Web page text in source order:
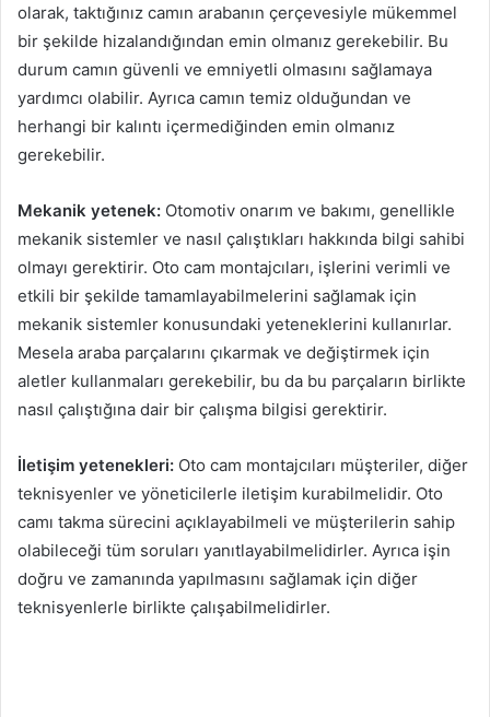
olarak, taktığınız camın arabanın çerçevesiyle mükemmel
bir şekilde hizalandığından emin olmanız gerekebilir. Bu
durum camın güvenli ve emniyetli olmasını sağlamaya
yardımcı olabilir. Ayrıca camın temiz olduğundan ve
herhangi bir kalıntı içermediğinden emin olmanız
gerekebilir.
Mekanik yetenek: Otomotiv onarım ve bakımı, genellikle
mekanik sistemler ve nasıl çalıştıkları hakkında bilgi sahibi
olmayı gerektirir. Oto cam montajcıları, işlerini verimli ve
etkili bir şekilde tamamlayabilmelerini sağlamak için
mekanik sistemler konusundaki yeteneklerini kullanırlar.
Mesela araba parçalarını çıkarmak ve değiştirmek için
aletler kullanmaları gerekebilir, bu da bu parçaların birlikte
nasıl çalıştığına dair bir çalışma bilgisi gerektirir.
İletişim yetenekleri: Oto cam montajcıları müşteriler, diğer
teknisyenler ve yöneticilerle iletişim kurabilmelidir. Oto
camı takma sürecini açıklayabilmeli ve müşterilerin sahip
olabileceği tüm soruları yanıtlayabilmelidirler. Ayrıca işin
doğru ve zamanında yapılmasını sağlamak için diğer
teknisyenlerle birlikte çalışabilmelidirler.